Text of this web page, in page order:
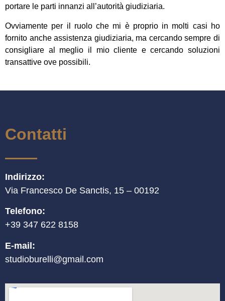
portare le parti innanzi all’autorità giudiziaria.
Ovviamente per il ruolo che mi è proprio in molti casi ho
fornito anche assistenza giudiziaria, ma cercando sempre di
consigliare al meglio il mio cliente e cercando soluzioni
transattive ove possibili.
Contatti
Indirizzo:
Via Francesco De Sanctis, 15 – 00192
Telefono:
+39 347 622 8158
E-mail:
studioburelli@gmail.com